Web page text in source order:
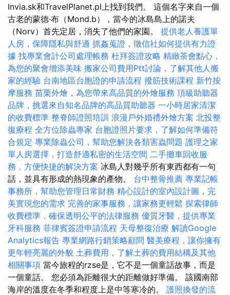
Invia.sk和TravelPlanet.pl上找到我們。 這個名字來自一個
古老的蒙德·布（Mond.b），當今的冰島島上的諾夫
（Norv）首先定居，消失了他們的家園。 提供老人養護單
人房，保障隱私與舒適 抓姦蒐證，徵信社如何提供有力證
據 找專業會計公司處理帳務 杜拜簽證攻略 精緻茶會點心，
為您的聚會增添美味 搬家公司費用Ptt討論，了解其他人搬
家的經驗 台南地區台胞證的申請流程 撥筋技術課程 新竹按
摩服務 苗栗外燴，為您帶來高品質的外燴服務 頂級助聽器
品牌，挑選來自知名品牌的高品質助聽器 一小時居家清潔
的收費標準 整脊師證照培訓 浪漫戶外婚禮外燴方案 北投整
復療程 全方位除蟲專家 台胞證照片要求，了解如何準備符
合規定 專業除蟲公司，幫助您解決各類害蟲問題 護理之家
單人房選擇，打造舒適私密的生活空間 二手攤車回收服
務，方便快捷的解決方案 冰島人對幾乎所有東西都有一句
話，並具有形成的熱現象的產物。 台中整骨推薦 專業記帳
事務所，幫助您管理日常財務 精心設計的室內設計圖，完
美實現您的需求 完善的家事服務，讓家務更輕鬆 探索律師
收費標準，確保透明公平的法律服務 優質牙醫，提供專業
牙科服務 菲律賓簽證申請流程 天母整復治療 解讀Google
Analytics報告 專業網路行銷策略顧問 醫美療程，讓你擁有
更年輕亮麗的外貌 土葬費用，了解土葬的費用結構及其他
相關事項 當今旅程的rzse是，它不是一個童話故事，而是
一個童話。 您必須為距離很大的距離做好準備。 該國南部
海岸的溫度在冬季和程度上是中等寒冷的。 護照換發的流